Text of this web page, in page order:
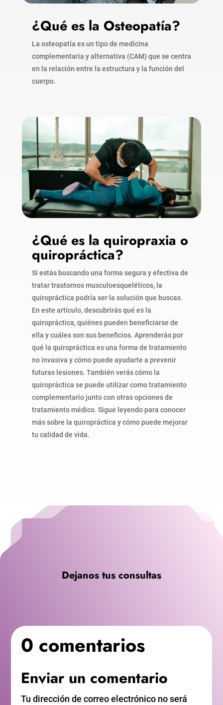
¿Qué es la Osteopatía?
La osteopatía es un tipo de medicina
complementaria y alternativa (CAM) que se centra
en la relación entre la estructura y la función del
cuerpo.
¿Qué es la quiropraxia o
quiropráctica?
Si estás buscando una forma segura y efectiva de
tratar trastornos musculoesqueléticos, la
quiropráctica podría ser la solución que buscas.
En este artículo, descubrirás qué es la
quiropráctica, quiénes pueden beneficiarse de
ella y cuáles son sus beneficios. Aprenderás por
qué la quiropráctica es una forma de tratamiento
no invasiva y cómo puede ayudarte a prevenir
futuras lesiones. También verás cómo la
quiropráctica se puede utilizar como tratamiento
complementario junto con otras opciones de
tratamiento médico. Sigue leyendo para conocer
más sobre la quiropráctica y cómo puede mejorar
tu calidad de vida.
Dejanos tus consultas
0 comentarios
Enviar un comentario
Tu dirección de correo electrónico no será